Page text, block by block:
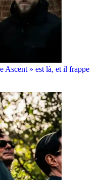
Ascent » est là, et il frappe